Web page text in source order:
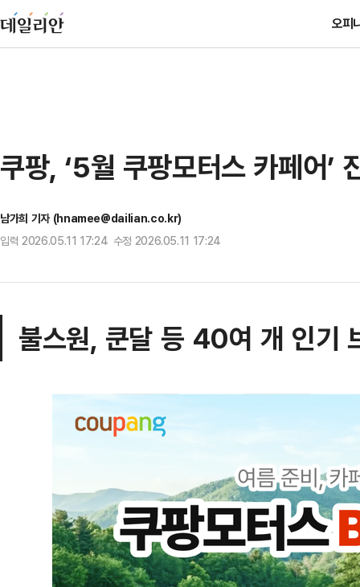
오피
쿠팡, ‘5월 쿠팡모터스 카페어
남가희 기자 (hnamee@dailian.co.kr)
입력 2026.05.11 17:24 수정 2026.05.11 17:24
불스원, 쿤달 등 40여 개 인기